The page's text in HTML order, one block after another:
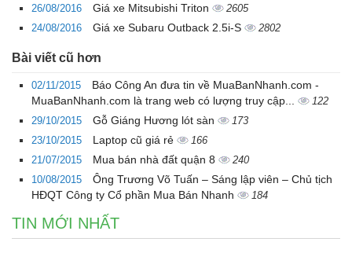
26/08/2016
Giá xe Mitsubishi Triton
2605
24/08/2016
Giá xe Subaru Outback 2.5i-S 2802
Bài viết cũ hơn
02/11/2015
Báo Công An đưa tin về MuaBanNhanh.com -
MuaBanNhanh.com là trang web có lượng truy cập...
122
29/10/2015
Gỗ Giáng Hương lót sàn
173
23/10/2015
Laptop cũ giá rẻ
166
21/07/2015
Mua bán nhà đất quận 8
240
10/08/2015
Ông Trương Võ Tuấn – Sáng lập viên – Chủ tịch
HĐQT Công ty Cổ phần Mua Bán Nhanh
184
TIN MỚI NHẤT